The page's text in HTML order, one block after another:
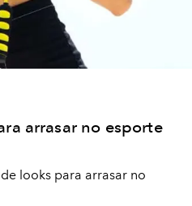
arrasar no esporte
looks para arrasar no